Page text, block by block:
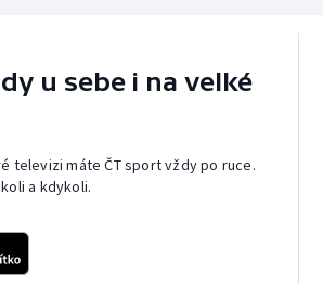
u sebe i na velké
televizi máte ČT sport vždy po ruce.
a kdykoli.